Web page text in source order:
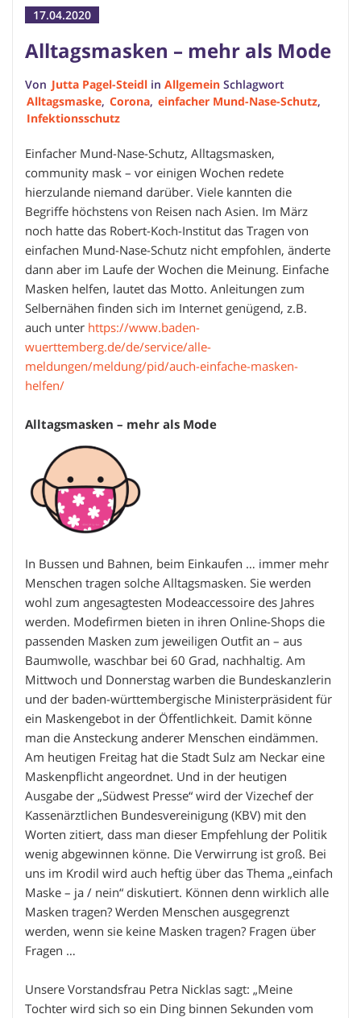
17.04.2020
Alltagsmasken – mehr als Mode
Von Jutta Pagel-Steidl in Allgemein Schlagwort
Alltagsmaske, Corona, einfacher Mund-Nase-Schutz,
Infektionsschutz
Einfacher Mund-Nase-Schutz, Alltagsmasken,
community mask – vor einigen Wochen redete
hierzulande niemand darüber. Viele kannten die
Begriffe höchstens von Reisen nach Asien. Im März
noch hatte das Robert-Koch-Institut das Tragen von
einfachen Mund-Nase-Schutz nicht empfohlen, änderte
dann aber im Laufe der Wochen die Meinung. Einfache
Masken helfen, lautet das Motto. Anleitungen zum
Selbernähen finden sich im Internet genügend, z.B.
auch unter https://www.baden-
wuerttemberg.de/de/service/alle-
meldungen/meldung/pid/auch-einfache-masken-
helfen/
Alltagsmasken – mehr als Mode
In Bussen und Bahnen, beim Einkaufen … immer mehr
Menschen tragen solche Alltagsmasken. Sie werden
wohl zum angesagtesten Modeaccessoire des Jahres
werden. Modefirmen bieten in ihren Online-Shops die
passenden Masken zum jeweiligen Outfit an – aus
Baumwolle, waschbar bei 60 Grad, nachhaltig. Am
Mittwoch und Donnerstag warben die Bundeskanzlerin
und der baden-württembergische Ministerpräsident für
ein Maskengebot in der Öffentlichkeit. Damit könne
man die Ansteckung anderer Menschen eindämmen.
Am heutigen Freitag hat die Stadt Sulz am Neckar eine
Maskenpflicht angeordnet. Und in der heutigen
Ausgabe der „Südwest Presse“ wird der Vizechef der
Kassenärztlichen Bundesvereinigung (KBV) mit den
Worten zitiert, dass man dieser Empfehlung der Politik
wenig abgewinnen könne. Die Verwirrung ist groß. Bei
uns im Krodil wird auch heftig über das Thema „einfach
Maske – ja / nein“ diskutiert. Können denn wirklich alle
Masken tragen? Werden Menschen ausgegrenzt
werden, wenn sie keine Masken tragen? Fragen über
Fragen …
Unsere Vorstandsfrau Petra Nicklas sagt: „Meine
Tochter wird sich so ein Ding binnen Sekunden vom